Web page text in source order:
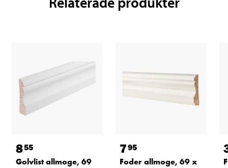
855
Golvlist allmoge, 69
795
Foder allmoge, 69 x